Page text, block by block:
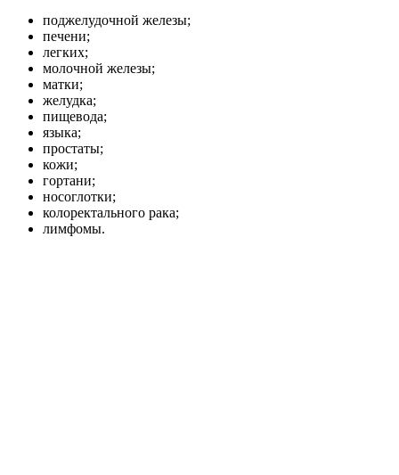
поджелудочной железы;
печени;
легких;
молочной железы;
матки;
желудка;
пищевода;
языка;
простаты;
кожи;
гортани;
носоглотки;
колоректального рака;
лимфомы.